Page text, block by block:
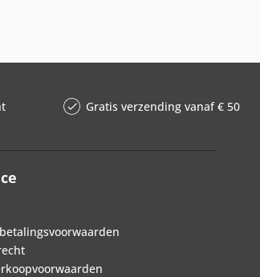
Gratis verzending vanaf € 50